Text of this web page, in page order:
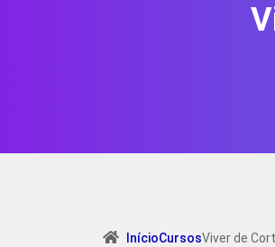
InícioCursosViver de